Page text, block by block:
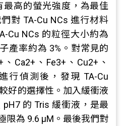
最高的螢光強度，為最佳
對 TA-Cu NCs 進行材料
Cu NCs 的粒徑大小約為
產率約為 3%。對常見的
Ca2+、Fe3+、Cu2+、
行偵測後，發現 TA-Cu
好的選擇性。加入緩衝液
的 Tris 緩衝液，是最
限為 9.6 μM。最後我們對